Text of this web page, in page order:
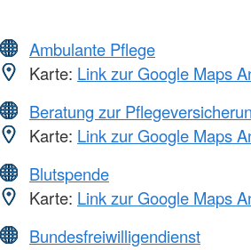
Ambulante Pflege
Karte: Link zur Google Maps
Beratung zur
Karte: Link zur Google Maps
Blutspende
Karte: Link zur Google Maps
Bundesfreiwilligendienst